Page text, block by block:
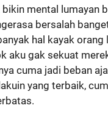
mental lumayan
bersalah
hal kayak orang
aku gak sekuat
cuma jadi beban
yang terbaik,